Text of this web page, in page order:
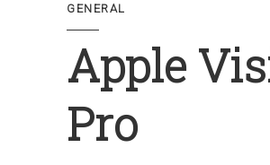
GENERAL
Apple
Pro